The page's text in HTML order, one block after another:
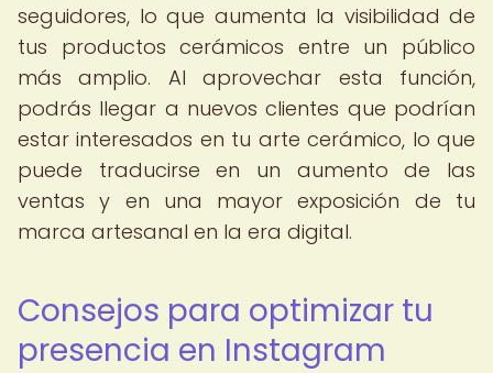
seguidores, lo que aumenta la visibilidad de
tus productos cerámicos entre un público
más amplio. Al aprovechar esta función,
podrás llegar a nuevos clientes que podrían
estar interesados en tu arte cerámico, lo que
puede traducirse en un aumento de las
ventas y en una mayor exposición de tu
marca artesanal en la era digital.
Consejos para optimizar tu
presencia en Instagram